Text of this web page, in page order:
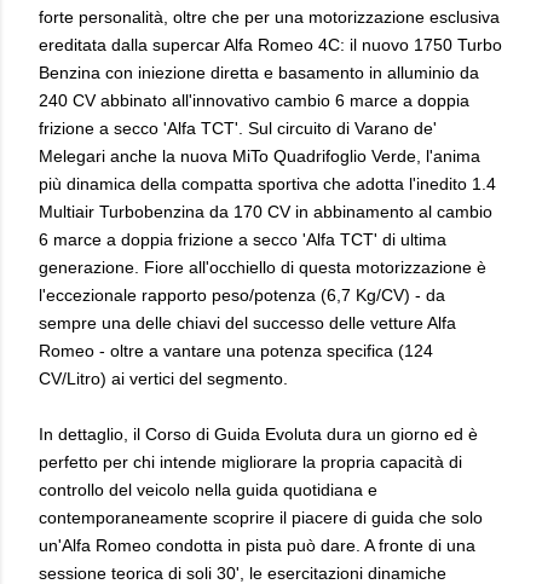
forte personalità, oltre che per una motorizzazione esclusiva
ereditata dalla supercar Alfa Romeo 4C: il nuovo 1750 Turbo
Benzina con iniezione diretta e basamento in alluminio da
240 CV abbinato all'innovativo cambio 6 marce a doppia
frizione a secco 'Alfa TCT'. Sul circuito di Varano de'
Melegari anche la nuova MiTo Quadrifoglio Verde, l'anima
più dinamica della compatta sportiva che adotta l'inedito 1.4
Multiair Turbobenzina da 170 CV in abbinamento al cambio
6 marce a doppia frizione a secco 'Alfa TCT' di ultima
generazione. Fiore all'occhiello di questa motorizzazione è
l'eccezionale rapporto peso/potenza (6,7 Kg/CV) - da
sempre una delle chiavi del successo delle vetture Alfa
Romeo - oltre a vantare una potenza specifica (124
CV/Litro) ai vertici del segmento.
In dettaglio, il Corso di Guida Evoluta dura un giorno ed è
perfetto per chi intende migliorare la propria capacità di
controllo del veicolo nella guida quotidiana e
contemporaneamente scoprire il piacere di guida che solo
un'Alfa Romeo condotta in pista può dare. A fronte di una
sessione teorica di soli 30', le esercitazioni dinamiche